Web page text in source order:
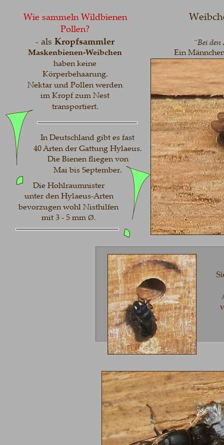
Wie sammeln Wildbienen
Pollen?
- als Kropfsammler
Maskenbienen-Weibchen
haben keine
Körperbehaarung.
Nektar und Pollen werden
im Kropf zum Nest
transportiert.
Die Hohlraumnister
unter den Hylaeus-Arten
bevorzugen wohl Nisthilfen
mit 3 - 5 mm Ø.
“Bei
Ein
In Deutschland gibt es fast
40 Arten der Gattung Hylaeus.
Die Bienen fliegen von
Mai bis September.